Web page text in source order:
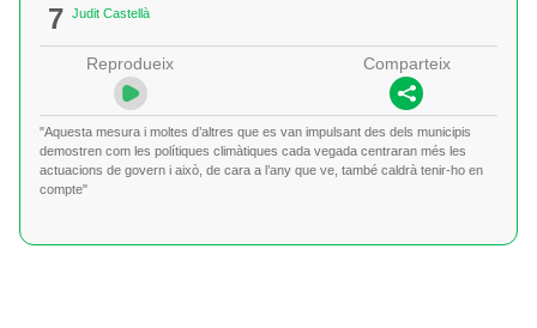
7 Judit Castellà
Reprodueix Comparteix
"Aquesta mesura i moltes d’altres que es van impulsant des dels municipis
demostren com les polítiques climàtiques cada vegada centraran més les
actuacions de govern i això, de cara a l’any que ve, també caldrà tenir-ho en
compte"